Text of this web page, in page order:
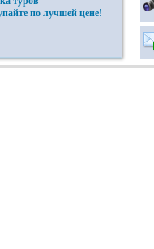
по лучшей цене!